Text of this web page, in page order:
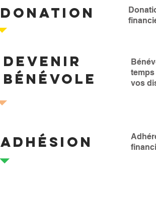
DONATION
DEVENIR
BÉNÉVOLE
vos
ADHÉSION